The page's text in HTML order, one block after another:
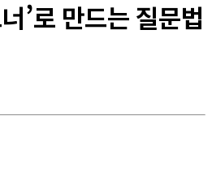
’로 만드는 질문법